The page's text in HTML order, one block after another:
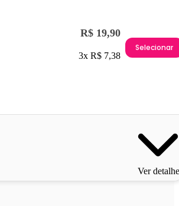
R$ 19,90
3x R$ 7,38
Selecionar
Ver